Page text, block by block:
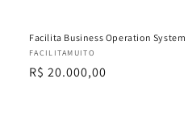
Facilita Business Operation System
Fornecedor:
FACILITAMUITO
Preço
R$ 20.000,00